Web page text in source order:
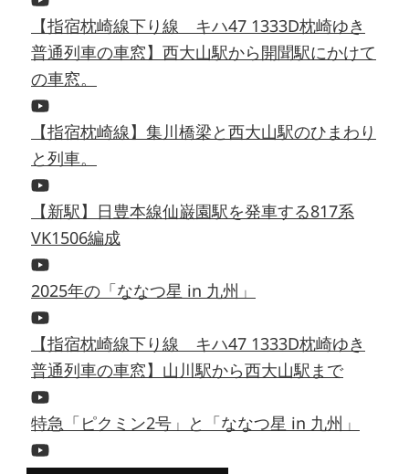
【指宿枕崎線下り線 キハ47 1333D枕崎ゆき
普通列車の車窓】西大山駅から開聞駅にかけて
の車窓。
【指宿枕崎線】集川橋梁と西大山駅のひまわり
と列車。
【新駅】日豊本線仙巌園駅を発車する817系
VK1506編成
2025年の「ななつ星 in 九州」
【指宿枕崎線下り線 キハ47 1333D枕崎ゆき
普通列車の車窓】山川駅から西大山駅まで
特急「ピクミン2号」と「ななつ星 in 九州」